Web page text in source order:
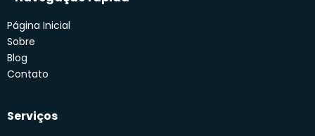
Página Inicial
Sobre
Blog
Contato
Serviços